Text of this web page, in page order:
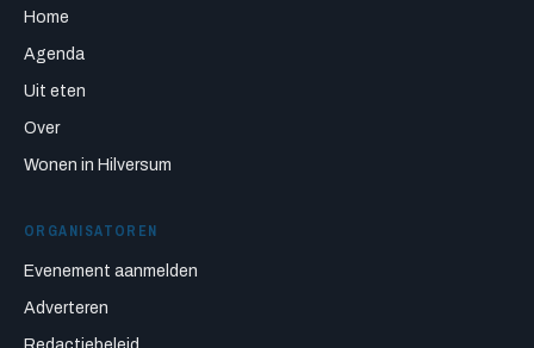
Home
Agenda
Uit eten
Over
Wonen in Hilversum
ORGANISATOREN
Evenement aanmelden
Adverteren